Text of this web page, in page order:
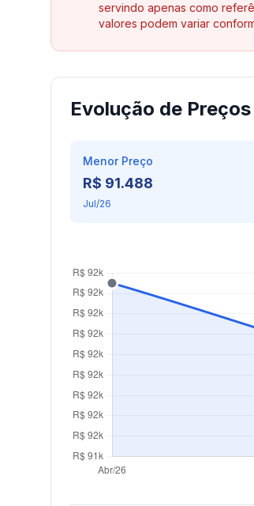
servindo apenas como
valores podem variar
Evolução de Preços
Menor Preço
R$ 91.488
Jul/26